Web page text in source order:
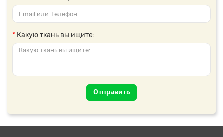
Какую ткань вы ищите:
Отправить